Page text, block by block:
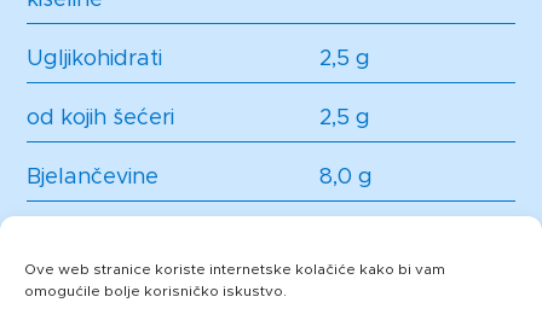
Ove web stranice koriste internetske kolačiće kako bi vam
omogućile bolje korisničko iskustvo.
Ugljikohidrati 2,5 g
od kojih šećeri 2,5 g
Bjelančevine 8,0 g